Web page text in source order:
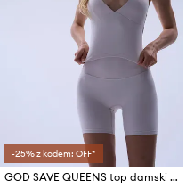
-25% z kodem: OFF*
GOD SAVE QUEENS top damski HALTER TOP